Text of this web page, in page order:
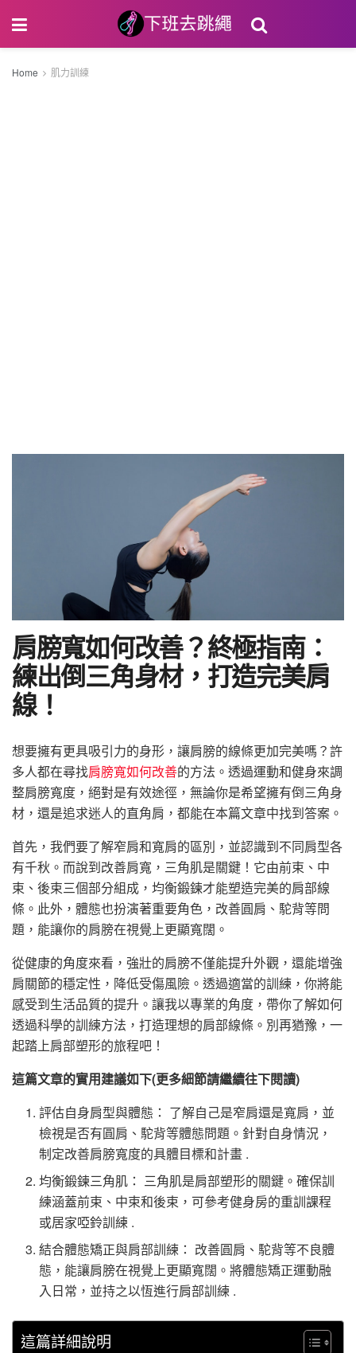
Home 肌力訓練
肩膀寬如何改善？終極指南：
練出倒三角身材，打造完美肩
線！
想要擁有更具吸引力的身形，讓肩膀的線條更加完美嗎？許
多人都在尋找肩膀寬如何改善的方法。透過運動和健身來調
整肩膀寬度，絕對是有效途徑，無論你是希望擁有倒三角身
材，還是追求迷人的直角肩，都能在本篇文章中找到答案。
首先，我們要了解窄肩和寬肩的區別，並認識到不同肩型各
有千秋。而說到改善肩寬，三角肌是關鍵！它由前束、中
束、後束三個部分組成，均衡鍛鍊才能塑造完美的肩部線
條。此外，體態也扮演著重要角色，改善圓肩、駝背等問
題，能讓你的肩膀在視覺上更顯寬闊。
從健康的角度來看，強壯的肩膀不僅能提升外觀，還能增強
肩關節的穩定性，降低受傷風險。透過適當的訓練，你將能
感受到生活品質的提升。讓我以專業的角度，帶你了解如何
透過科學的訓練方法，打造理想的肩部線條。別再猶豫，一
起踏上肩部塑形的旅程吧！
這篇文章的實用建議如下(更多細節請繼續往下閱讀)
評估自身肩型與體態： 了解自己是窄肩還是寬肩，並
檢視是否有圓肩、駝背等體態問題。針對自身情況，
制定改善肩膀寬度的具體目標和計畫 .
均衡鍛鍊三角肌： 三角肌是肩部塑形的關鍵。確保訓
練涵蓋前束、中束和後束，可參考健身房的重訓課程
或居家啞鈴訓練 .
結合體態矯正與肩部訓練： 改善圓肩、駝背等不良體
態，能讓肩膀在視覺上更顯寬闊。將體態矯正運動融
入日常，並持之以恆進行肩部訓練 .
這篇詳細說明